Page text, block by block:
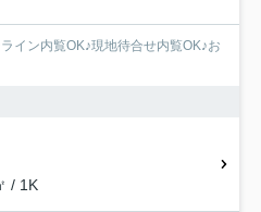
イン内覧OK♪現地待合せ内覧OK♪お
/ 1K